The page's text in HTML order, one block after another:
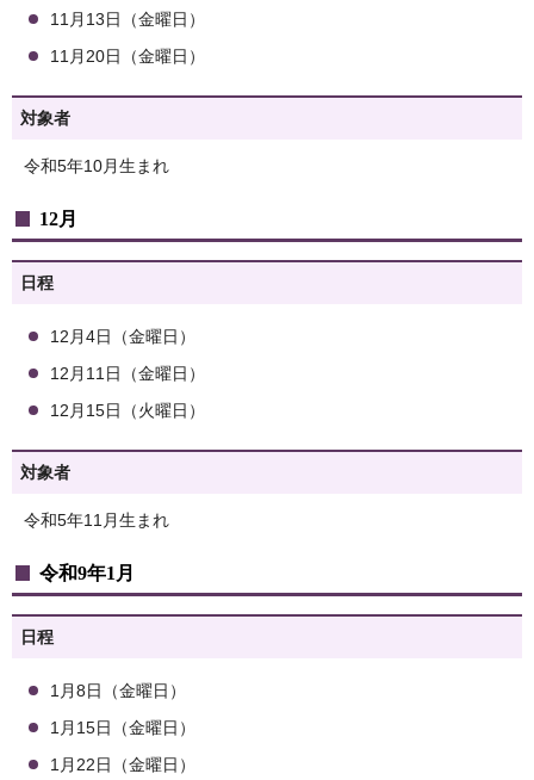
11月13日（金曜日）
11月20日（金曜日）
対象者
令和5年10月生まれ
12月
日程
12月4日（金曜日）
12月11日（金曜日）
12月15日（火曜日）
対象者
令和5年11月生まれ
令和9年1月
日程
1月8日（金曜日）
1月15日（金曜日）
1月22日（金曜日）